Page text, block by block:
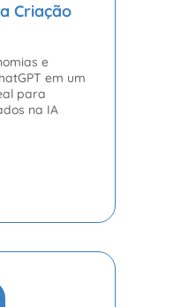
Criação
e
em um
para
na IA